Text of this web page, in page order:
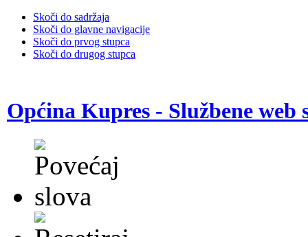
Skoči do sadržaja
Skoči do glavne navigacije
Skoči do prvog stupca
Skoči do drugog stupca
Općina Kupres - Službene web